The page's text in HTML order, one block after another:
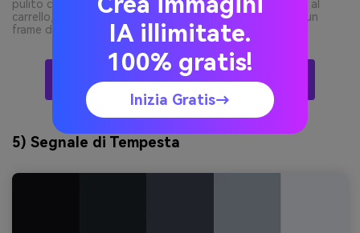
pulito con galleria prodotto, prezzo, pulsante aggiungi al
carrello, sezione recensioni, tipografia minimalista, nessun
frame dispositivo --ar 16:9
Crea Visual Nero-Grigio Con L’IA Gratis
5) Segnale di Tempesta
IA illimitate.
100% gratis!
Inizia Gratis→